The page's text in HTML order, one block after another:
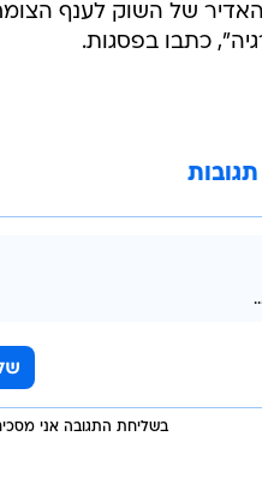
של השוק לענף
כתבו בפסגות.
בשליחת התגובה אני